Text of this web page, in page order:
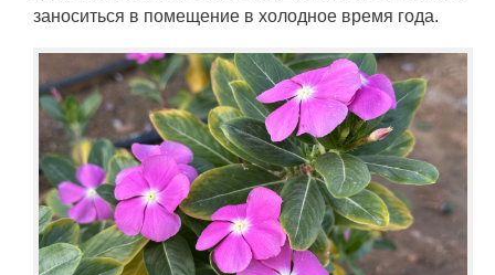
заноситься в помещение в холодное время года.